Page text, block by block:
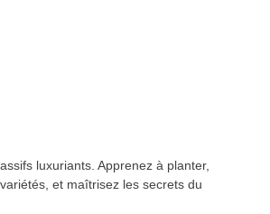
luxuriants. Apprenez à planter,
et maîtrisez les secrets du